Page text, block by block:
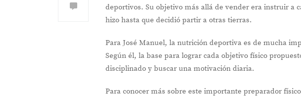
deportivos. Su objetivo más allá de vender era instruir a
hizo hasta que decidió partir a otras tierras.
Para José Manuel, la nutrición deportiva es de mucha
Según él, la base para lograr cada objetivo físico
disciplinado y buscar una motivación diaria.
Para conocer más sobre este importante preparador